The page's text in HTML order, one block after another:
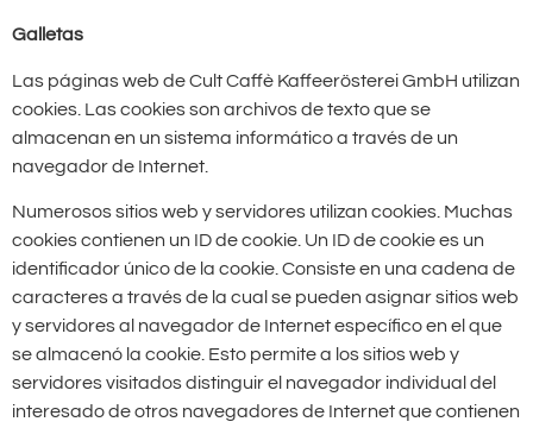
Galletas
Las páginas web de Cult Caffè Kaffeerösterei GmbH utilizan
cookies. Las cookies son archivos de texto que se
almacenan en un sistema informático a través de un
navegador de Internet.
Numerosos sitios web y servidores utilizan cookies. Muchas
cookies contienen un ID de cookie. Un ID de cookie es un
identificador único de la cookie. Consiste en una cadena de
caracteres a través de la cual se pueden asignar sitios web
y servidores al navegador de Internet específico en el que
se almacenó la cookie. Esto permite a los sitios web y
servidores visitados distinguir el navegador individual del
interesado de otros navegadores de Internet que contienen